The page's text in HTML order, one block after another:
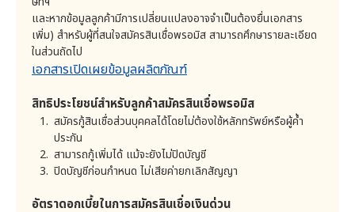
ทวงถามหนี้ (ฉ) ค่าธรรมเนียมในการใช้วงเงิน (ช) ดอกเบี้ย
และ (ซ) เงินต้น
ลูกค้าสามารถขอชำระคืนเงินต้นคงค้างทั้งหมด หรือบางส่วน
ก่อนถึงวันที่กำหนดชำระเงินได้ โดยลูกค้าจะต้องชำระพร้อม
ธรรมเนียมในการใช้วงเงิน และดอกเบี้ย ที่เกิดขึ้นจนถึงวันที่
ลูกค้าได้ชำระคืนเงินต้นดังกล่าวข้างต้น
ลูกค้ายินยอมจ่ายดอกเบี้ย ค่าธรรมเนียมในการใช้วงเงิน
และค่าใช้จ่ายตามที่ได้จ่ายไปจริงและพอสมควรแก่เหตุ ตาม
รายละเอียดดังต่อไปนี้
3. วิธีการเก็บรวบรวมและแหล่งที่มาของข้อมูลส่วนบุคคล
บริษัทมีวิธีเก็บรวบรวมข้อมูลส่วนบุคคล ดังต่อไปนี้
1) การเก็บรวบรวมข้อมูลจากลูกค้าโดยตรง
. เอกสารใบสมัครที่มาจากการสมัครสินเชื่อส่วนบุคคลกับ
บริษัทและข้อมูลที่บริษัทได้รับจากการสอบถามทาง
โทรศัพท์
. เอกสารที่บริษัทได้รับจากการยื่นคำร้องและแบบฟอร์ม
ประเภทต่างๆ กับบริษัท
. ข้อมูลที่ได้รับจากการติดต่อสอบถามเกี่ยวกับการให้
บริการและที่ได้รับในระหว่างการให้บริการแก่ลูกค้าเมื่อ
ติดต่อทางโทรศัพท์ ทางอิเล็กทรอนิกส์ หรือช่องทางการ
และหากข้อมูลลูกค้ามีการเปลี่ยนแปลงอาจจำเป็นต้องยื่นเอกสาร
เพิ่ม) สำหรับผู้ที่สนใจสมัครสินเชื่อพรอมิส สามารถศึกษารายละเอียด
ในส่วนถัดไป
เอกสารเปิดเผยข้อมูลผลิตภัณฑ์
สิทธิประโยชน์สำหรับลูกค้าสมัครสินเชื่อพรอมิส
สมัครกู้สินเชื่อส่วนบุคคลได้โดยไม่ต้องใช้หลักทรัพย์หรือผู้ค้ำ
ประกัน
สามารถกู้เพิ่มได้ แม้จะยังไม่ปิดบัญชี
ปิดบัญชีก่อนกำหนด ไม่เสียค่ายกเลิกสัญญา
อัตราดอกเบี้ยในการสมัครสินเชื่อเงินด่วน